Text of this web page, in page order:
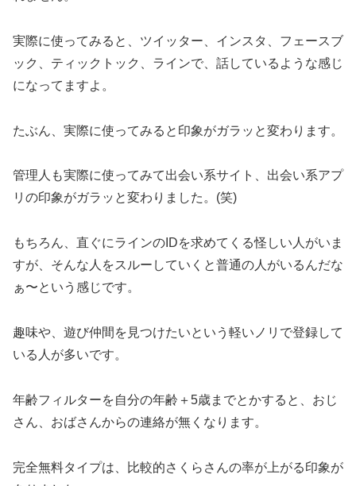
実際に使ってみると、ツイッター、インスタ、フェースブ
ック、ティックトック、ラインで、話しているような感じ
になってますよ。
たぶん、実際に使ってみると印象がガラッと変わります。
管理人も実際に使ってみて出会い系サイト、出会い系アプ
リの印象がガラッと変わりました。(笑)
もちろん、直ぐにラインのIDを求めてくる怪しい人がいま
すが、そんな人をスルーしていくと普通の人がいるんだな
ぁ〜という感じです。
趣味や、遊び仲間を見つけたいという軽いノリで登録して
いる人が多いです。
年齢フィルターを自分の年齢＋5歳までとかすると、おじ
さん、おばさんからの連絡が無くなります。
完全無料タイプは、比較的さくらさんの率が上がる印象が